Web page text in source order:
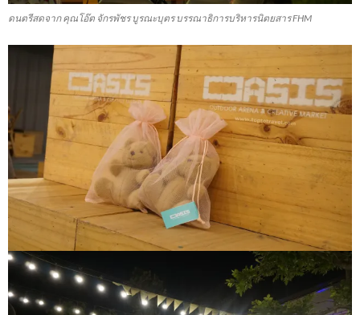
ดนตรีสดจาก คุณโอ๊ต จักรพัชร บูรณะบุตร บรรณาธิการบริหารนิตยสาร FHM